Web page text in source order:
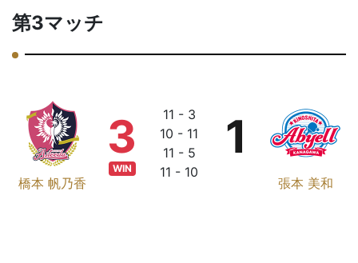
第3マッチ
橋本 帆乃香
3
WIN
11 - 3
10 - 11
11 - 5
11 - 10
張本 美和
1